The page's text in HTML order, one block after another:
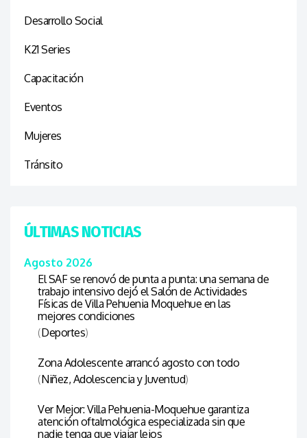
Desarrollo Social
K21 Series
Capacitación
Eventos
Mujeres
Tránsito
ÚLTIMAS NOTICIAS
Agosto 2026
El SAF se renovó de punta a punta: una semana de
trabajo intensivo dejó el Salón de Actividades
Físicas de Villa Pehuenia Moquehue en las
mejores condiciones
(Deportes)
Zona Adolescente arrancó agosto con todo
(Niñez, Adolescencia y Juventud)
Ver Mejor: Villa Pehuenia-Moquehue garantiza
atención oftalmológica especializada sin que
nadie tenga que viajar lejos